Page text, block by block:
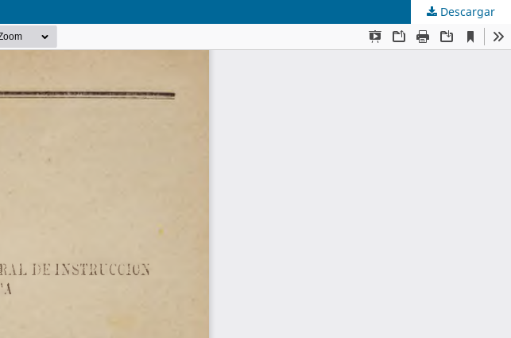
Descargar